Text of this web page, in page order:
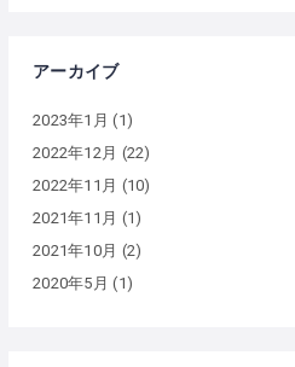
アーカイブ
2023年1月 (1)
2022年12月 (22)
2022年11月 (10)
2021年11月 (1)
2021年10月 (2)
2020年5月 (1)